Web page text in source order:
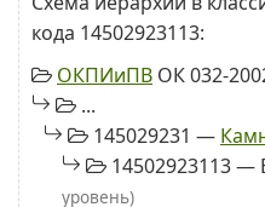
кода 14502923113:
ОКПИиПВ ОК 032-
...
145029231 —
14502923113 —
уровень)